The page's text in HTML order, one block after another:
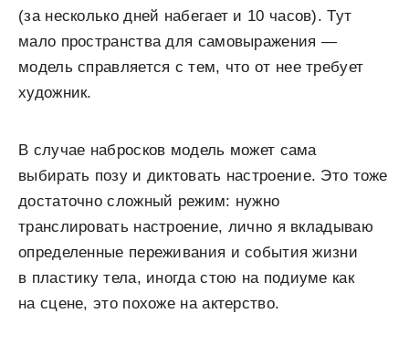
(за несколько дней набегает и 10 часов). Тут
мало пространства для самовыражения —
модель справляется с тем, что от нее требует
художник.
В случае набросков модель может сама
выбирать позу и диктовать настроение. Это тоже
достаточно сложный режим: нужно
транслировать настроение, лично я вкладываю
определенные переживания и события жизни
в пластику тела, иногда стою на подиуме как
на сцене, это похоже на актерство.